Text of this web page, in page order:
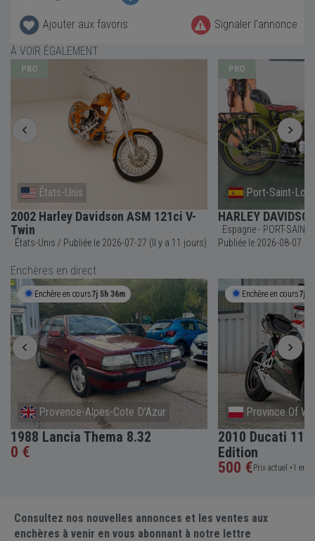
Ajouter aux favoris
Signaler l'annonce
À VOIR ÉGALEMENT
PRO
États-Unis
2002 Harley Davidson ASM 121ci V-
Twin
États-Unis / Publiée le 2026-07-27 (Il y a 11 jours)
PRO
Port-Saint-
HARLEY
Espagne - PORT-SAINT-
Publiée le 2026-08-
Enchères en direct
Enchère en cours7j 5h 36m
Provence-Alpes-Cote D'Azur
1988 Lancia Thema 8.32
0 €
Enchère en cours7j
Province Of
2010 Ducati
Edition
500 €Prix actuel •1
Consultez nos nouvelles annonces et les ventes aux
enchères à venir en vous abonnant à notre lettre